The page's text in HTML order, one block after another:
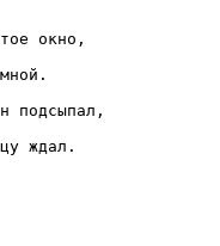
окно,
подсыпал,
ждал.